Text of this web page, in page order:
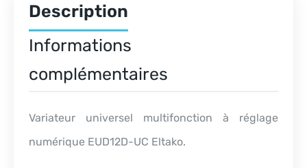
Description
Informations
complémentaires
Variateur universel multifonction à réglage
numérique EUD12D-UC Eltako.